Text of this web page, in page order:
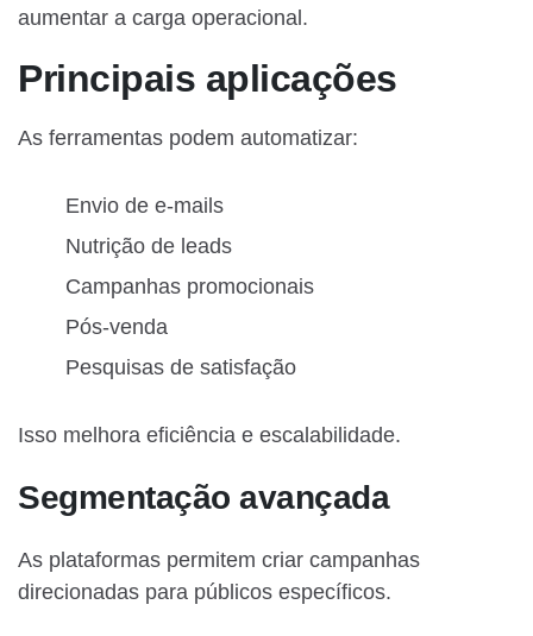
aumentar a carga operacional.
Principais aplicações
As ferramentas podem automatizar:
Envio de e-mails
Nutrição de leads
Campanhas promocionais
Pós-venda
Pesquisas de satisfação
Isso melhora eficiência e escalabilidade.
Segmentação avançada
As plataformas permitem criar campanhas
direcionadas para públicos específicos.